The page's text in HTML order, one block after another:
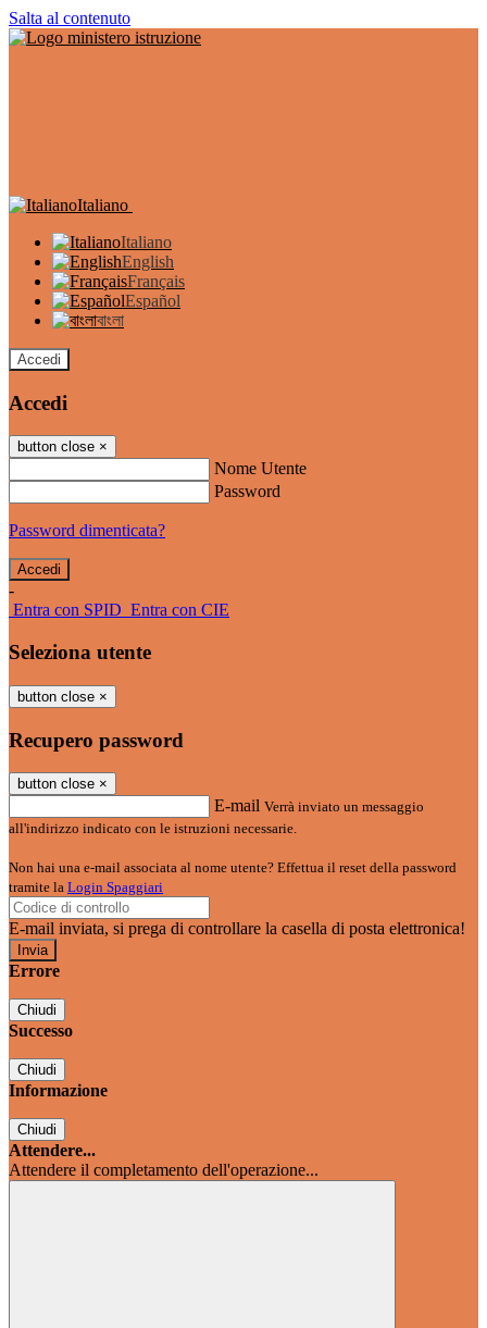
Salta al contenuto
Italiano
Italiano
English
Français
Español
বাংলা
Accedi
Accedi
button close ×
Nome Utente
Password
Password dimenticata?
-
Entra con SPID Entra con CIE
Seleziona utente
button close ×
Recupero password
button close ×
E-mail Verrà inviato un messaggio
all'indirizzo indicato con le istruzioni necessarie.
Non hai una e-mail associata al nome utente? Effettua il reset della password
tramite la Login Spaggiari
E-mail inviata, si prega di controllare la casella di posta elettronica!
Errore
Chiudi
Successo
Chiudi
Informazione
Chiudi
Attendere...
Attendere il completamento dell'operazione...